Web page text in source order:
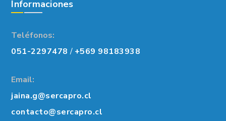
Informaciones
Teléfonos:
051-2297478 / +569 98183938
Email:
jaina.g@sercapro.cl
contacto@sercapro.cl